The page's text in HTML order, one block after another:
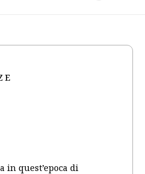
in quest’epoca di